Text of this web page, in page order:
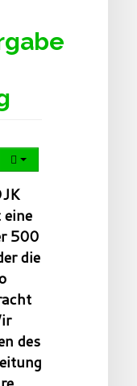
500
die
des